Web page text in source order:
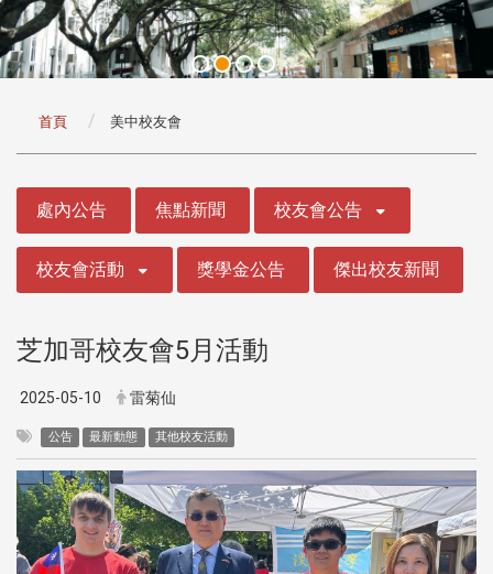
首頁 美中校友會
處內公告 焦點新聞 校友會公告
校友會活動 獎學金公告 傑出校友新聞
芝加哥校友會5月活動
2025-05-10 雷菊仙
公告 最新動態 其他校友活動